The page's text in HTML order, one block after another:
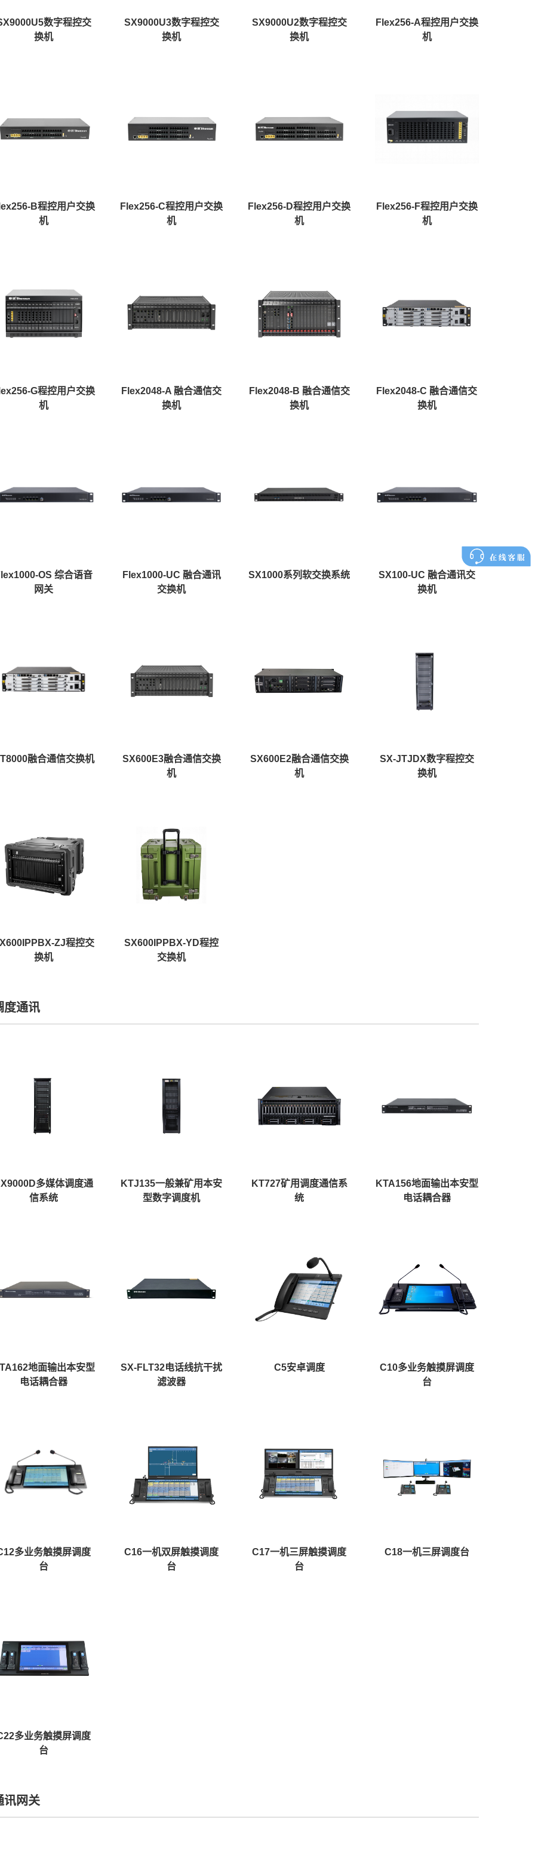
数字程控交
换机
SX9000U3数字程控交
换机
SX9000U2数字程控交
换机
Flex256-A程控用户交换
机
B程控用户交换
机
Flex256-C程控用户交换
机
Flex256-D程控用户交换
机
Flex256-F程控用户交换
机
G程控用户交换
机
Flex2048-A 融合通信交
换机
Flex2048-B 融合通信交
换机
Flex2048-C 融合通信交
换机
OS 综合语音
网关
Flex1000-UC 融合通讯
交换机
​SX1000系列软交换系统
SX100-UC 融合通讯交
换机
融合通信交换机
SX600E3融合通信交换
机
SX600E2融合通信交换
机
SX-JTJDX数字程控交
换机
ZJ程控交
换机
SX600IPPBX-YD程控
交换机
度通讯
多媒体调度通
信系统
KTJ135一般兼矿用本安
型数字调度机
KT727矿用调度通信系
统
KTA156地面输出本安型
电话耦合器
地面输出本安型
电话耦合器
SX-FLT32电话线抗干扰
滤波器
C5安卓调度
C10多业务触摸屏调度
台
多业务触摸屏调度
台
C16一机双屏触摸调度
台
C17一机三屏触摸调度
台
C18一机三屏调度台
多业务触摸屏调度
台
讯网关